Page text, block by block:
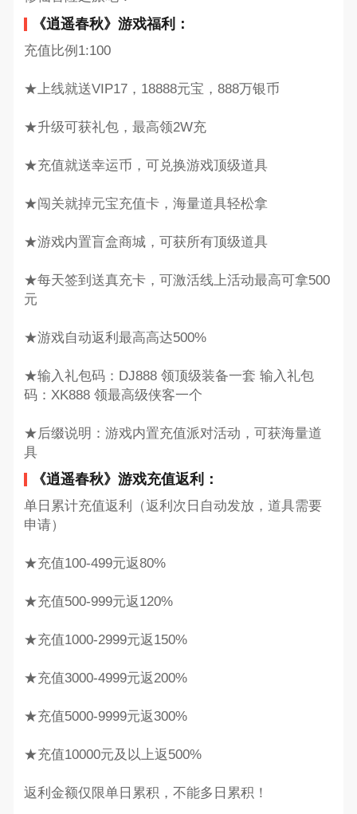
《逍遥春秋》游戏福利：
充值比例1:100
★上线就送VIP17，18888元宝，888万银币
★升级可获礼包，最高领2W充
★充值就送幸运币，可兑换游戏顶级道具
★闯关就掉元宝充值卡，海量道具轻松拿
★游戏内置盲盒商城，可获所有顶级道具
★每天签到送真充卡，可激活线上活动最高可拿500
元
★游戏自动返利最高高达500%
★输入礼包码：DJ888 领顶级装备一套 输入礼包
码：XK888 领最高级侠客一个
★后缀说明：游戏内置充值派对活动，可获海量道
具
《逍遥春秋》游戏充值返利：
单日累计充值返利（返利次日自动发放，道具需要
申请）
★充值100-499元返80%
★充值500-999元返120%
★充值1000-2999元返150%
★充值3000-4999元返200%
★充值5000-9999元返300%
★充值10000元及以上返500%
返利金额仅限单日累积，不能多日累积！